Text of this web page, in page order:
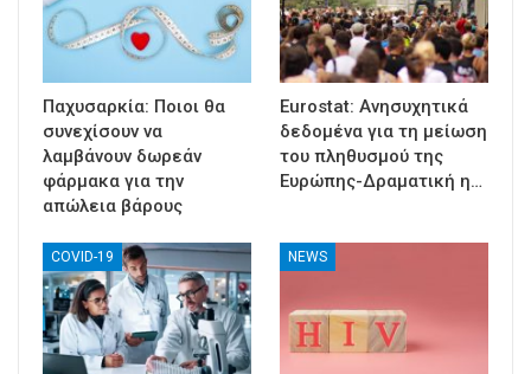
Παχυσαρκία: Ποιοι θα
συνεχίσουν να
λαμβάνουν δωρεάν
φάρμακα για την
απώλεια βάρους
Eurostat: Ανησυχητικά
δεδομένα για τη μείωση
του πληθυσμού της
Ευρώπης-Δραματική η…
COVID-19 NEWS